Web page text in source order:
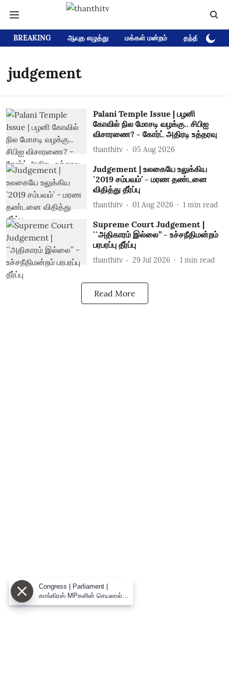
BREAKING ஆயுத எழுத்து மக்கள் மன்றம் தந்தி டிவி
judgement
Palani Temple Issue | பழனி
கோவில் நில மோசடி வழக்கு.. சிபிஐ
விசாரணை? - கோர்ட் அதிரடி உத்தரவு
thanthitv 05 Aug 2026
Judgement | உலகையே உலுக்கிய
`2019 சம்பவம்’ - மரண தண்டனை
விதித்து தீர்ப்பு
thanthitv 01 Aug 2026 1 min read
Supreme Court Judgement |
``அதிகாரம் இல்லை’’ - உச்சநீதிமன்றம்
பரபரப்பு தீர்ப்பு
thanthitv 29 Jul 2026 1 min read
Read More
Congress | Parliament |
காங்கிரஸ் MPகளின் செயலால்
கொதித்த CPR - ``என்ன